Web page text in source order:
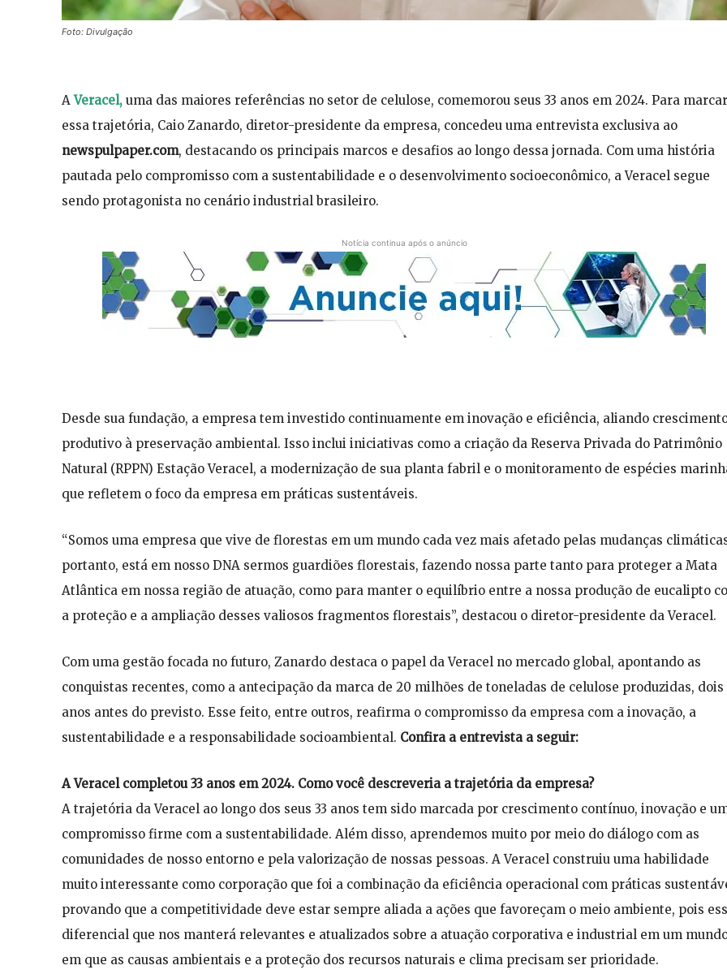
Foto: Divulgação
AVeracel, uma das maiores referências no setor de celulose, comemorou seus 33 anos em 2024. Para marcar
essa trajetória, Caio Zanardo, diretor-presidente da empresa, concedeu uma entrevista exclusiva ao
newspulpaper.com, destacando os principais marcos e desafios ao longo dessa jornada. Com uma história
pautada pelo compromisso com a sustentabilidade e o desenvolvimento socioeconômico, a Veracel segue
sendo protagonista no cenário industrial brasileiro.
Notícia continua após o anúncio
Desde sua fundação, a empresa tem investido continuamente em inovação e eficiência, aliando
produtivo à preservação ambiental. Isso inclui iniciativas como a criação da Reserva Privada do Patrimônio
Natural (RPPN) Estação Veracel, a modernização de sua planta fabril e o monitoramento de espécies
que refletem o foco da empresa em práticas sustentáveis.
“Somos uma empresa que vive de florestas em um mundo cada vez mais afetado pelas mudanças
portanto, está em nosso DNA sermos guardiões florestais, fazendo nossa parte tanto para proteger a Mata
Atlântica em nossa região de atuação, como para manter o equilíbrio entre a nossa produção de eucalipto
a proteção e a ampliação desses valiosos fragmentos florestais”, destacou o diretor-presidente da Veracel.
Com uma gestão focada no futuro, Zanardo destaca o papel da Veracel no mercado global, apontando as
conquistas recentes, como a antecipação da marca de 20 milhões de toneladas de celulose produzidas, dois
anos antes do previsto. Esse feito, entre outros, reafirma o compromisso da empresa com a inovação, a
sustentabilidade e a responsabilidade socioambiental. Confira a entrevista a seguir:
A Veracel completou 33 anos em 2024. Como você descreveria a trajetória da empresa?
A trajetória da Veracel ao longo dos seus 33 anos tem sido marcada por crescimento contínuo, inovação e
compromisso firme com a sustentabilidade. Além disso, aprendemos muito por meio do diálogo com as
comunidades de nosso entorno e pela valorização de nossas pessoas. A Veracel construiu uma habilidade
muito interessante como corporação que foi a combinação da eficiência operacional com práticas
provando que a competitividade deve estar sempre aliada a ações que favoreçam o meio ambiente, pois
diferencial que nos manterá relevantes e atualizados sobre a atuação corporativa e industrial em um
em que as causas ambientais e a proteção dos recursos naturais e clima precisam ser prioridade.